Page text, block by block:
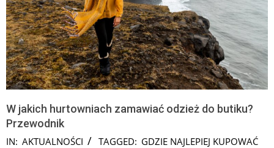
W jakich hurtowniach zamawiać odzież do butiku?
Przewodnik
IN: AKTUALNOŚCI TAGGED: GDZIE NAJLEPIEJ KUPOWAĆ